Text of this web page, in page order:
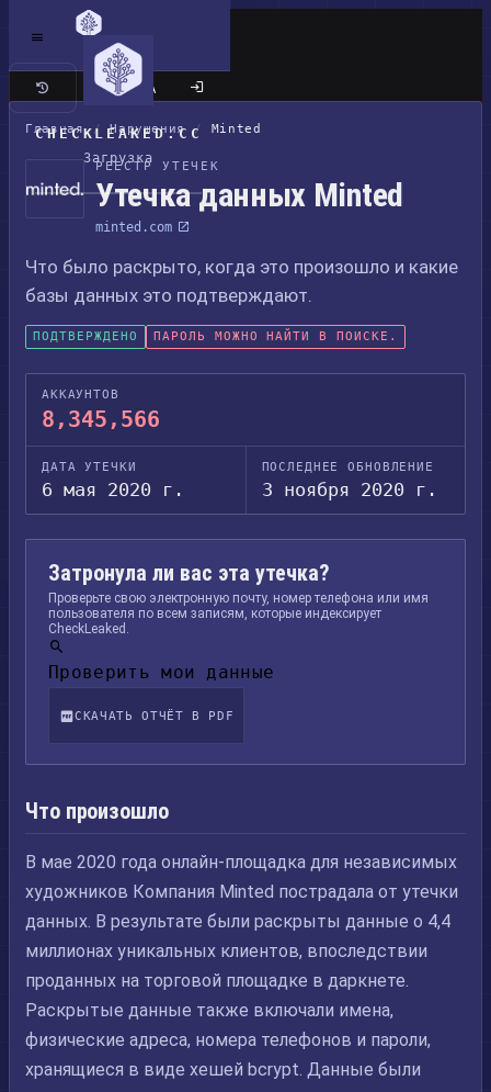
CHECKLEAKED.CC
Загрузка
Классический сайт
Главная / Нарушения / Minted
РЕЕСТР УТЕЧЕК
Утечка данных Minted
minted.com
Что было раскрыто, когда это произошло и какие
базы данных это подтверждают.
ПОДТВЕРЖДЕНО ПАРОЛЬ МОЖНО НАЙТИ В ПОИСКЕ.
АККАУНТОВ
8,345,566
ДАТА УТЕЧКИ
6 мая 2020 г.
ПОСЛЕДНЕЕ ОБНОВЛЕНИЕ
3 ноября 2020 г.
Затронула ли вас эта утечка?
Проверьте свою электронную почту, номер телефона или имя
пользователя по всем записям, которые индексирует
CheckLeaked.
Проверить мои данные
СКАЧАТЬ ОТЧЁТ В PDF
Что произошло
В мае 2020 года онлайн-площадка для независимых
художников Компания Minted пострадала от утечки
данных. В результате были раскрыты данные о 4,4
миллионах уникальных клиентов, впоследствии
проданных на торговой площадке в даркнете.
Раскрытые данные также включали имена,
физические адреса, номера телефонов и пароли,
хранящиеся в виде хешей bcrypt. Данные были